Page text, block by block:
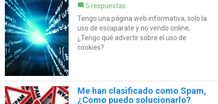
5 respuestas
Tengo una página web informativa, solo la
uso de escaparate y no vendo online,
¿Tengo qué advertir sobre el uso de
cookies?
Me han clasificado como Spam,
¿Como puedo solucionarlo?